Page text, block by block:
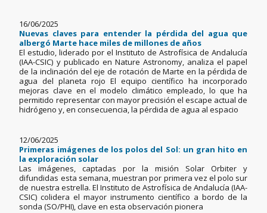
16/06/2025
Nuevas claves para entender la pérdida del agua que
albergó Marte hace miles de millones de años
El estudio, liderado por el Instituto de Astrofísica de Andalucía
(IAA-CSIC) y publicado en Nature Astronomy, analiza el papel
de la inclinación del eje de rotación de Marte en la pérdida de
agua del planeta rojo El equipo científico ha incorporado
mejoras clave en el modelo climático empleado, lo que ha
permitido representar con mayor precisión el escape actual de
hidrógeno y, en consecuencia, la pérdida de agua al espacio
12/06/2025
Primeras imágenes de los polos del Sol: un gran hito en
la exploración solar
Las imágenes, captadas por la misión Solar Orbiter y
difundidas esta semana, muestran por primera vez el polo sur
de nuestra estrella. El Instituto de Astrofísica de Andalucía (IAA-
CSIC) colidera el mayor instrumento científico a bordo de la
sonda (SO/PHI), clave en esta observación pionera